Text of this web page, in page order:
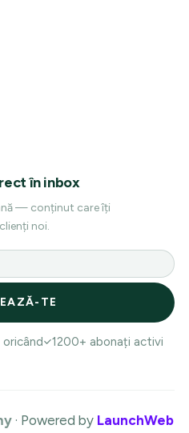
în inbox
— conținut care îți
noi.
1200+ abonați activi
· Powered by LaunchWeb